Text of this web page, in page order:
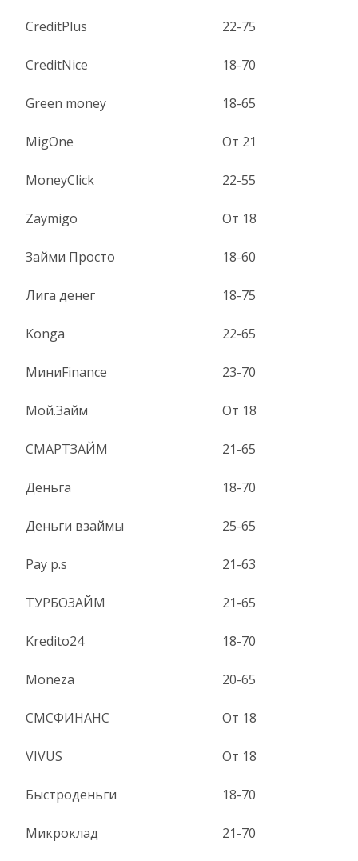
CreditPlus 22-75
CreditNice 18-70
Green money 18-65
MigOne От 21
MoneyClick 22-55
Zaymigo От 18
Займи Просто 18-60
Лига денег 18-75
Konga 22-65
МиниFinance 23-70
Мой.Займ От 18
СМАРТЗАЙМ 21-65
Деньга 18-70
Деньги взаймы 25-65
Pay p.s 21-63
ТУРБОЗАЙМ 21-65
Kredito24 18-70
Moneza 20-65
СМСФИНАНС От 18
VIVUS От 18
Быстроденьги 18-70
Микроклад 21-70